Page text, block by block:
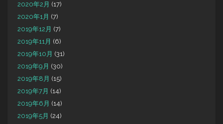
2020年2月 (17)
2020年1月 (7)
2019年12月 (7)
2019年11月 (6)
2019年10月 (31)
2019年9月 (30)
2019年8月 (15)
2019年7月 (14)
2019年6月 (14)
2019年5月 (24)